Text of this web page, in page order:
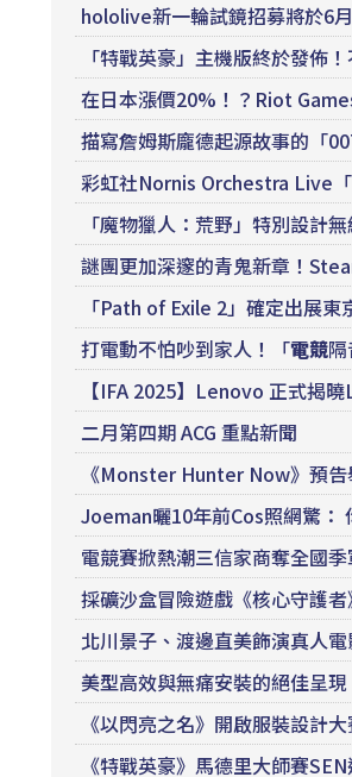
hololive新一輪試鏡招募將於6
「特戰英豪」主機版終於發佈
在日本漲價20%！？Riot
描寫詹姆斯龐德起源故事的「
彩虹社Nornis Orchestra Live
「魔物獵人：荒野」特別設計
謎團更加深邃的青鬼新章！
「Path of Exile 2」確定出展
打電動不怕吵到家人！「電競隔
【IFA 2025】Lenovo 正式揭
二月第四期 ACG 重點新聞
《Monster Hunter Now》預
Joeman曬10年前Cos照網驚：
電競賽掀熱潮三信家商奪全國季
採礦沙盒冒險遊戲《核心守護
北川景子、渡邊直美飾演真人
美型高效與無痛安裝的絕佳呈
《以閃亮之名》開啟服裝設計
《特戰英豪》馬德里大師賽